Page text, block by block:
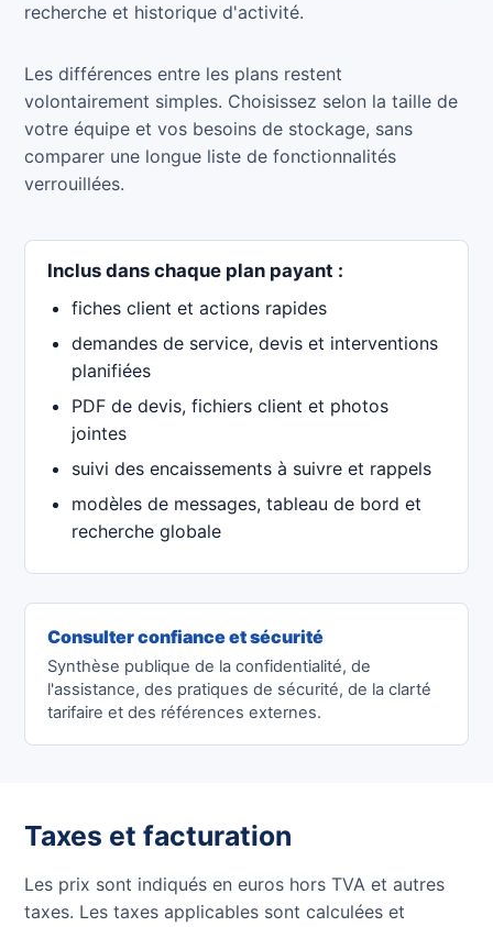
recherche et historique d'activité.
Les différences entre les plans restent
volontairement simples. Choisissez selon la taille de
votre équipe et vos besoins de stockage, sans
comparer une longue liste de fonctionnalités
verrouillées.
Inclus dans chaque plan payant :
fiches client et actions rapides
demandes de service, devis et interventions
planifiées
PDF de devis, fichiers client et photos
jointes
suivi des encaissements à suivre et rappels
modèles de messages, tableau de bord et
recherche globale
Consulter confiance et sécurité
Synthèse publique de la confidentialité, de
l'assistance, des pratiques de sécurité, de la clarté
tarifaire et des références externes.
Taxes et facturation
Les prix sont indiqués en euros hors TVA et autres
taxes. Les taxes applicables sont calculées et